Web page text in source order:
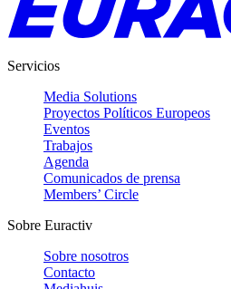
Servicios
Media Solutions
Proyectos Políticos Europeos
Eventos
Trabajos
Agenda
Comunicados de prensa
Members’ Circle
Sobre Euractiv
Sobre nosotros
Contacto